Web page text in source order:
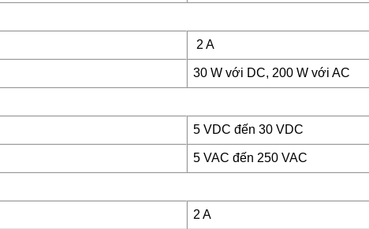
2 A
30 W với DC, 200 W với AC
5 VDC đến 30 VDC
5 VAC đến 250 VAC
2 A